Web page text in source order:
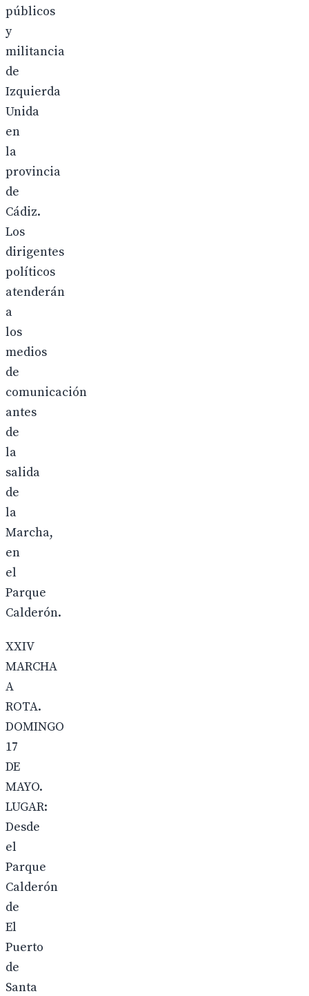
públicos
y
militancia
de
Izquierda
Unida
en
la
provincia
de
Cádiz.
Los
dirigentes
políticos
atenderán
a
los
medios
de
comunicación
antes
de
la
salida
de
la
Marcha,
en
el
Parque
Calderón.
XXIV
MARCHA
A
ROTA.
DOMINGO
17
DE
MAYO.
LUGAR:
Desde
el
Parque
Calderón
de
El
Puerto
de
Santa